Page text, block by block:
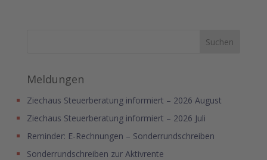
Meldungen
Ziechaus Steuerberatung informiert – 2026 August
Ziechaus Steuerberatung informiert – 2026 Juli
Reminder: E-Rechnungen – Sonderrundschreiben
Sonderrundschreiben zur Aktivrente